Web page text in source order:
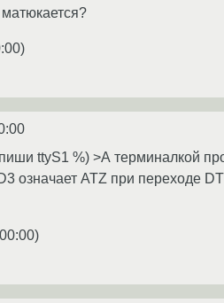
)
ttyS1 %) >А терминалкой
ATZ при переходе
)